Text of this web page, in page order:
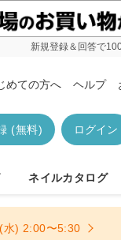
新規登録＆回答で
めての方へ ヘルプ
ログイン
(無料)
ネイルカタログ
水) 2:00〜5:30